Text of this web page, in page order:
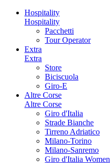
Hospitality
Hospitality
Pacchetti
Tour Operator
Extra
Extra
Store
Biciscuola
Giro-E
Altre Corse
Altre Corse
Giro d'Italia
Strade Bianche
Tirreno Adriatico
Milano-Torino
Milano-Sanremo
Giro d'Italia Women